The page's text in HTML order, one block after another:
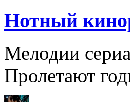
Нотный
Мелодии
Пролетают